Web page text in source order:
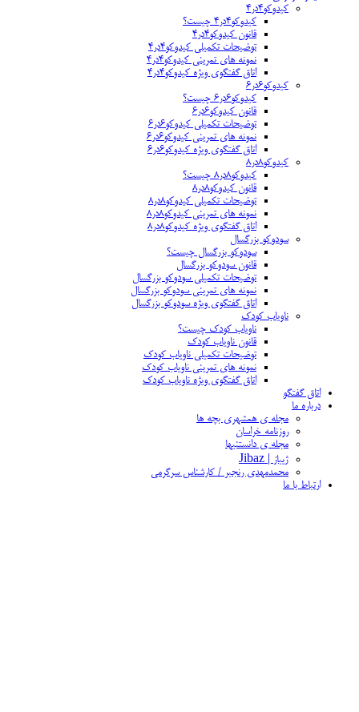
کیدوکو۴در۴
کیدوکو۴در۴ چیست؟
قانون کیدوکو۴در۴
توضیحات تکمیلی کیدوکو۴در۴
نمونه های تمرینی کیدوکو۴در۴
اتاق گفتگوی ویژه کیدوکو۴در۴
کیدوکو۶در۶
کیدوکو۶در۶ چیست؟
قانون کیدوکو۶در۶
توضیحات تکمیلی کیدوکو۶در۶
نمونه های تمرینی کیدوکو۶در۶
اتاق گفتگوی ویژه کیدوکو۶در۶
کیدوکو۸در۸
کیدوکو۸در۸ چیست؟
قانون کیدوکو۸در۸
توضیحات تکمیلی کیدوکو۸در۸
نمونه های تمرینی کیدوکو۸در۸
اتاق گفتگوی ویژه کیدوکو۸در۸
سودوکو بزرگسال
سودوکو بزرگسال چیست؟
قانون سودوکو بزرگسال
توضیحات تکمیلی سودوکو بزرگسال
نمونه های تمرینی سودوکو بزرگسال
اتاق گفتگوی ویژه سودوکو بزرگسال
ناویاب کودک
ناویاب کودک چیست؟
قانون ناویاب کودک
توضیحات تکمیلی ناویاب کودک
نمونه های تمرینی ناویاب کودک
اتاق گفتگوی ویژه ناویاب کودک
اتاق گفتگو
درباره ما
مجله ی همشهری بچه ها
روزنامه خراسان
مجله ی دانستنیها
ژیباز | Jibaz
محمدمهدی رنجبر / کارشناس سرگرمی
ارتباط با ما